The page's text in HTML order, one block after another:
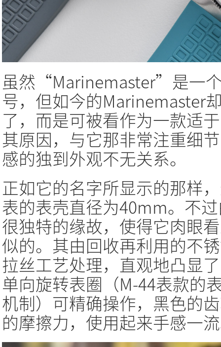
虽然“Marinemaster”是一
号，但如今的Marinemaster
了，而是可被看作为一款适
其原因，与它那非常注重细
感的独到外观不无关系。
正如它的名字所显示的那样
表的表壳直径为40mm。不
很独特的缘故，使得它肉眼
似的。其由回收再利用的不
拉丝工艺处理，直观地凸显
单向旋转表圈（M-44表款的
机制）可精确操作，黑色的
的摩擦力，使用起来手感一